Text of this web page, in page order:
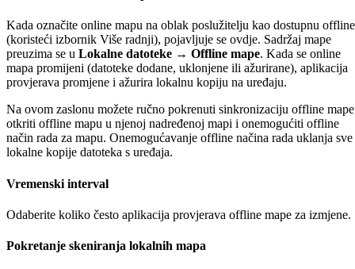
Kada označite online mapu na oblak poslužitelju kao dostupnu offline
(koristeći izbornik Više radnji), pojavljuje se ovdje. Sadržaj mape
preuzima se u Lokalne datoteke → Offline mape. Kada se online
mapa promijeni (datoteke dodane, uklonjene ili ažurirane), aplikacija
provjerava promjene i ažurira lokalnu kopiju na uređaju.
Na ovom zaslonu možete ručno pokrenuti sinkronizaciju offline
otkriti offline mapu u njenoj nadređenoj mapi i onemogućiti offline
način rada za mapu. Onemogućavanje offline načina rada uklanja sve
lokalne kopije datoteka s uređaja.
Vremenski interval
Odaberite koliko često aplikacija provjerava offline mape za izmjene.
Pokretanje skeniranja lokalnih mapa